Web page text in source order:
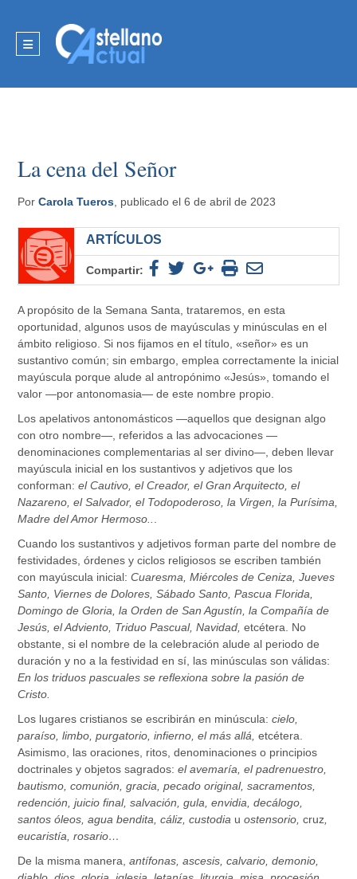
La cena del Señor
PorCarola Tueros , publicado el 6 de abril de 2023
ARTÍCULOS
Compartir:
A propósito de la Semana Santa, trataremos, en esta
oportunidad, algunos usos de mayúsculas y minúsculas en el
ámbito religioso. Si nos fijamos en el título, «señor» es un
sustantivo común; sin embargo, emplea correctamente la inicial
mayúscula porque alude al antropónimo «Jesús», tomando el
valor —por antonomasia— de este nombre propio.
Los apelativos antonomásticos —aquellos que designan algo
con otro nombre—, referidos a las advocaciones —
denominaciones complementarias al ser divino—, deben llevar
mayúscula inicial en los sustantivos y adjetivos que los
conforman:el Cautivo, el Creador, el Gran Arquitecto, el
Nazareno, el Salvador, el Todopoderoso, la Virgen, la Purísima,
Madre del Amor Hermoso..
Cuando los sustantivos y adjetivos forman parte del nombre de
festividades, órdenes y ciclos religiosos se escriben también
con mayúscula inicial:Cuaresma, Miércoles de Ceniza, Jueves
Santo, Viernes de Dolores, Sábado Santo, Pascua Florida,
Domingo de Gloria, la Orden de San Agustín, la Compañía de
Jesús, el Adviento, Triduo Pascual, Navidad,etcétera. No
obstante, si el nombre de la celebración alude al periodo de
duración y no a la festividad en sí, las minúsculas son válidas:
En lostriduos pascuales se reflexiona sobre la pasión de
Cristo.
Los lugares cristianos se escribirán en minúscula: cielo,
paraíso, limbo, purgatorio, infierno, el más allá,etcétera.
Asimismo, las oraciones, ritos, denominaciones o principios
doctrinales y objetos sagrados:el avemaría, el padrenuestro,
bautismo, comunión, gracia, pecado original, sacramentos,
redención, juicio final, salvación, gula, envidia, decálogo,
santos óleos, agua bendita, cáliz, custodia u ostensorio,cruz
eucaristía, rosario…
De la misma manera,antífonas, ascesis, calvario, demonio,